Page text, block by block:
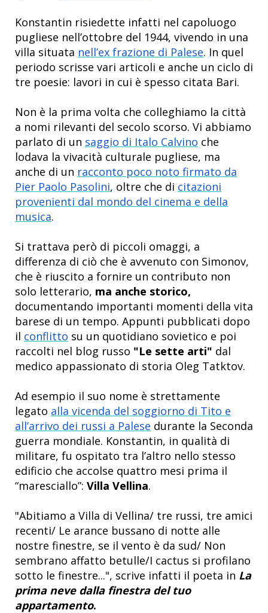
Konstantin risiedette infatti nel capoluogo
pugliese nell’ottobre del 1944, vivendo in una
villa situata nell’ex frazione di Palese. In quel
periodo scrisse vari articoli e anche un ciclo di
tre poesie: lavori in cui è spesso citata Bari.
Non è la prima volta che colleghiamo la città
a nomi rilevanti del secolo scorso. Vi abbiamo
parlato di un saggio di Italo Calvino che
lodava la vivacità culturale pugliese, ma
anche di un racconto poco noto firmato da
Pier Paolo Pasolini, oltre che di citazioni
provenienti dal mondo del cinema e della
musica.
Si trattava però di piccoli omaggi, a
differenza di ciò che è avvenuto con Simonov,
che è riuscito a fornire un contributo non
solo letterario, ma anche storico,
documentando importanti momenti della vita
barese di un tempo. Appunti pubblicati dopo
il conflitto su un quotidiano sovietico e poi
raccolti nel blog russo "Le sette arti" dal
medico appassionato di storia Oleg Tatktov.
Ad esempio il suo nome è strettamente
legato alla vicenda del soggiorno di Tito e
all’arrivo dei russi a Palese durante la Seconda
guerra mondiale. Konstantin, in qualità di
militare, fu ospitato tra l’altro nello stesso
edificio che accolse quattro mesi prima il
“maresciallo”: Villa Vellina.
"Abitiamo a Villa di Vellina/ tre russi, tre amici
recenti/ Le arance bussano di notte alle
nostre finestre, se il vento è da sud/ Non
sembrano affatto betulle/I cactus si profilano
sotto le finestre...", scrive infatti il poeta in La
prima neve dalla finestra del tuo
appartamento.